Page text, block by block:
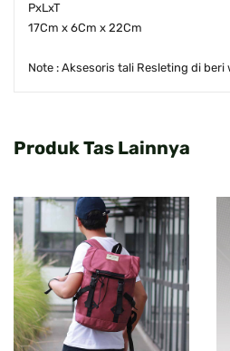
PxLxT
17Cm x 6Cm x 22Cm
Note : Aksesoris tali Resleting di beri
Produk Tas Lainnya